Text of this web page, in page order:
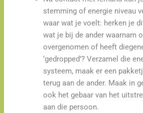
stemming of energie niveau
waar wat je voelt: herken je
wat je bij de ander waarnam
overgenomen of heeft
‘gedropped’? Verzamel die
systeem, maak er een
terug aan de ander. Maak in
ook het gebaar van het
aan die persoon.